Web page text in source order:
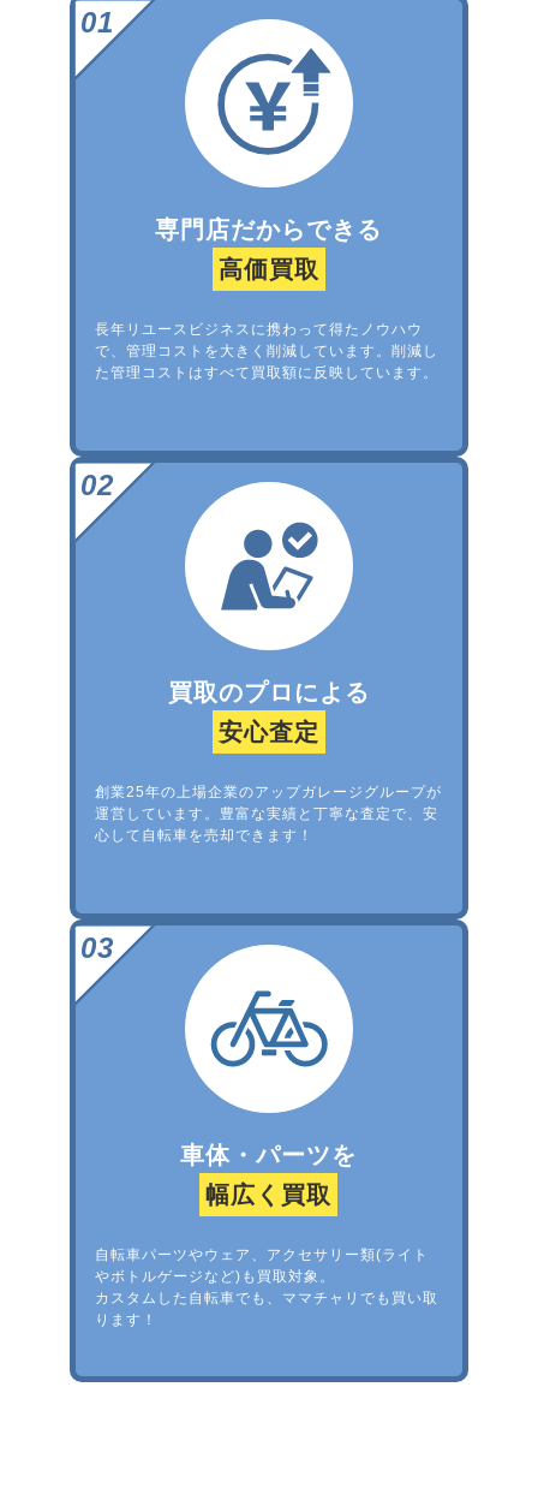
専門店だからできる
高価買取
長年リユースビジネスに携わって得たノウハウ
で、管理コストを大きく削減しています。削減し
た管理コストはすべて買取額に反映しています。
買取のプロによる
安心査定
創業25年の上場企業のアップガレージグループが
運営しています。豊富な実績と丁寧な査定で、安
心して自転車を売却できます！
車体・パーツを
幅広く買取
自転車パーツやウェア、アクセサリー類(ライト
やボトルゲージなど)も買取対象。
カスタムした自転車でも、ママチャリでも買い取
ります！